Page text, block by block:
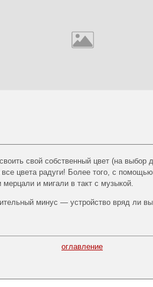
свой собственный цвет (на выбор
все цвета радуги! Более того, с
и мигали в такт с музыкой.
минус — устройство вряд ли
оглавление